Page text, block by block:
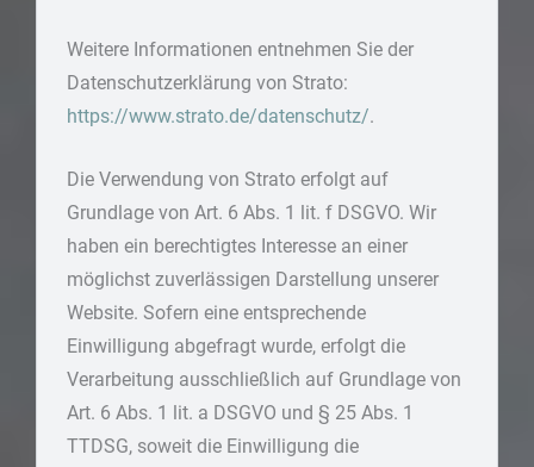
Weitere Informationen entnehmen Sie der
Datenschutzerklärung von Strato:
https://www.strato.de/datenschutz/.
Die Verwendung von Strato erfolgt auf
Grundlage von Art. 6 Abs. 1 lit. f DSGVO. Wir
haben ein berechtigtes Interesse an einer
möglichst zuverlässigen Darstellung unserer
Website. Sofern eine entsprechende
Einwilligung abgefragt wurde, erfolgt die
Verarbeitung ausschließlich auf Grundlage von
Art. 6 Abs. 1 lit. a DSGVO und § 25 Abs. 1
TTDSG, soweit die Einwilligung die